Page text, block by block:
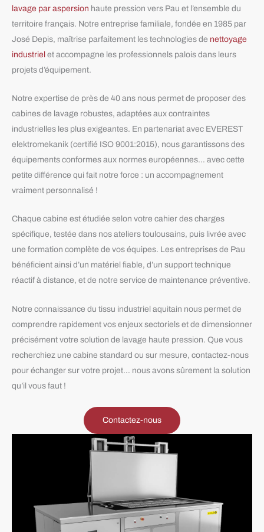
lavage par aspersion haute pression vers Pau et l’ensemble du
territoire français. Notre entreprise familiale, fondée en 1985 par
José Depis, maîtrise parfaitement les technologies de nettoyage
industriel et accompagne les professionnels palois dans leurs
projets d’équipement.
Notre expertise de près de 40 ans nous permet de proposer des
cabines de lavage robustes, adaptées aux contraintes
industrielles les plus exigeantes. En partenariat avec EVEREST
elektromekanik (certifié ISO 9001:2015), nous garantissons des
équipements conformes aux normes européennes… avec cette
petite différence qui fait notre force : un accompagnement
vraiment personnalisé !
Chaque cabine est étudiée selon votre cahier des charges
spécifique, testée dans nos ateliers toulousains, puis livrée avec
une formation complète de vos équipes. Les entreprises de Pau
bénéficient ainsi d’un matériel fiable, d’un support technique
réactif à distance, et de notre service de maintenance préventive.
Notre connaissance du tissu industriel aquitain nous permet de
comprendre rapidement vos enjeux sectoriels et de dimensionner
précisément votre solution de lavage haute pression. Que vous
recherchiez une cabine standard ou sur mesure, contactez-nous
pour échanger sur votre projet… nous avons sûrement la solution
qu’il vous faut !
Contactez-nous